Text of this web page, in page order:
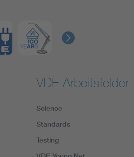
VDE Arbeitsfelder
Science
Standards
Testing